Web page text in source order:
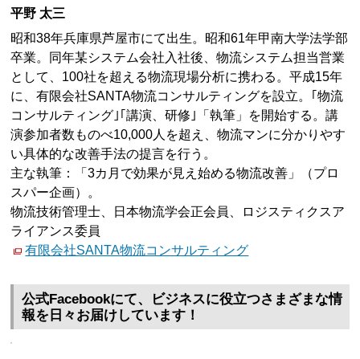
平野 太三
昭和38年兵庫県芦屋市にて出生。昭和61年甲南大学法学部
卒業。同年某システム会社入社後、物流システム担当営業
として、100社を超える物流現場分析に携わる。平成15年
に、有限会社SANTA物流コンサルティングを設立。｢物流
コンサルティング｣｢講演、研修｣「執筆」を開始する。講
演参加者数ものべ10,000人を超え、物流マンに分かりやす
い具体的な改善手法の提言を行う。
主な執筆：「3カ月で効果が見え始める物流改善」（プロ
スパー企画）。
物流技術管理士、日本物流学会正会員、ロジスティクスア
ライアンス委員
有限会社SANTA物流コンサルティング
公式Facebookにて、ビジネスに役立つさまざまな情
報を日々お届けしています！